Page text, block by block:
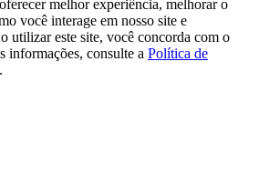
melhor experiência, melhorar o
você interage em nosso site e
utilizar este site, você concorda com o
informações, consulte a Política de
.